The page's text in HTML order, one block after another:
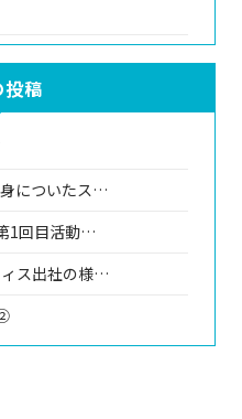
投稿
についたス…
1回目活動…
ス出社の様…